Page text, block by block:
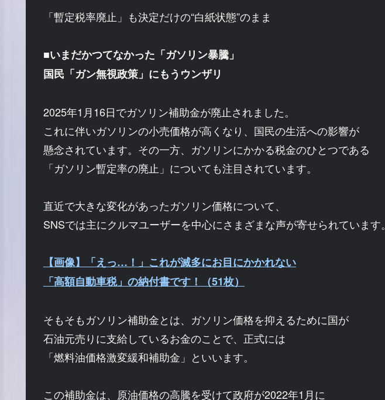
「暫定税率廃止」も決定だけの“白紙状態”のまま
■いまだかつてなかった「ガソリン暴騰」
国民「ガン無視政策」にもうウンザリ
2025年1月16日でガソリン補助金が廃止されました。
これに伴いガソリンの小売価格が高くなり、国民の生活への影響が
懸念されています。その一方、ガソリンにかかる税金のひとつである
「ガソリン暫定率の廃止」についても注目されています。
直近で大きな変化があったガソリン価格について、
SNSでは主にクルマユーザーを中心にさまざまな声が寄せられています。
【画像】「えっ…！」これが滅多にお目にかかれない
「高額自動車税」の納付書です！（51枚）
そもそもガソリン補助金とは、ガソリン価格を抑えるために国が
石油元売りに支給しているお金のことで、正式には
「燃料油価格激変緩和補助金」といいます。
この補助金は、原油価格の高騰を受けて政府が2022年1月に